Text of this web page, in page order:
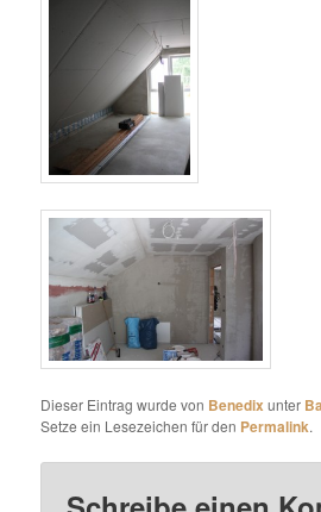
Dieser Eintrag wurde von Benedix unter
Setze ein Lesezeichen für den Permalink.